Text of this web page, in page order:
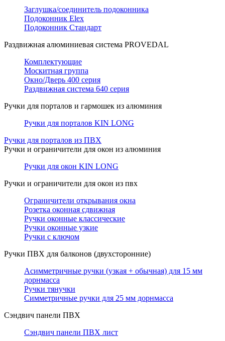
Заглушка/соединитель подоконника
Подоконник Elex
Подоконник Стандарт
Раздвижная алюминиевая система PROVEDAL
Комплектующие
Москитная группа
Окно/Дверь 400 серия
Раздвижная система 640 серия
Ручки для порталов и гармошек из алюминия
Ручки для порталов KIN LONG
Ручки для порталов из ПВХ
Ручки и ограничители для окон из алюминия
Ручки для окон KIN LONG
Ручки и ограничители для окон из пвх
Ограничители открывания окна
Розетка оконная сдвижная
Ручки оконные классические
Ручки оконные узкие
Ручки с ключом
Ручки ПВХ для балконов (двухсторонние)
Асимметричные ручки (узкая + обычная) для 15 мм
дорнмасса
Ручки тянучки
Симметричные ручки для 25 мм дорнмасса
Сэндвич панели ПВХ
Сэндвич панели ПВХ лист